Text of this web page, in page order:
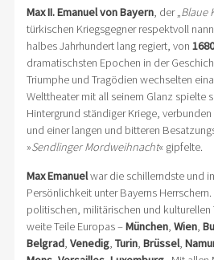
Max II. Emanuel von Bayern, der „Blaue
türkischen Kriegsgegner respektvoll
halbes Jahrhundert lang regiert, von 1680
dramatischsten Epochen in der
Triumphe und Tragödien wechselten
Welttheater mit all seinem Glanz spielte
Hintergrund ständiger Kriege,
und einer langen und bitteren
»Sendlinger Mordweihnacht« gipfelte.
Max Emanuelwar die schillerndste und
Persönlichkeit unter Bayerns
politischen, militärischen und kulturellen
weite Teile Europas –München, Wien,
Belgrad, Venedig, Turin, Brüssel,